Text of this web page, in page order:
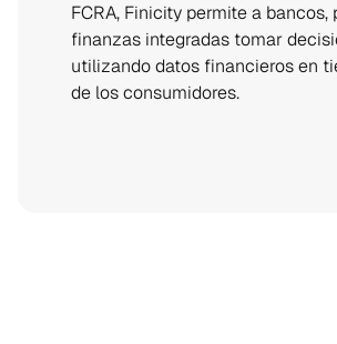
FCRA, Finicity permite a
finanzas integradas tomar
utilizando datos financieros en
de los consumidores.